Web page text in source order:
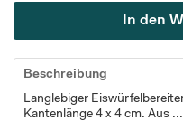
In den
Beschreibung
Langlebiger
Kantenlänge 4 x 4 cm. Aus ...